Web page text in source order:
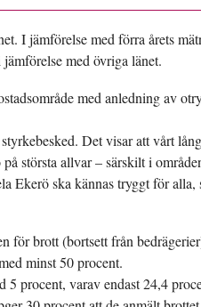
I jämförelse med förra årets
med övriga länet.
med anledning av
Det visar att vårt
största allvar – särskilt i
Ekerö ska kännas tryggt för alla,
för brott (bortsett från
minst 50 procent.
procent, varav endast 24,4